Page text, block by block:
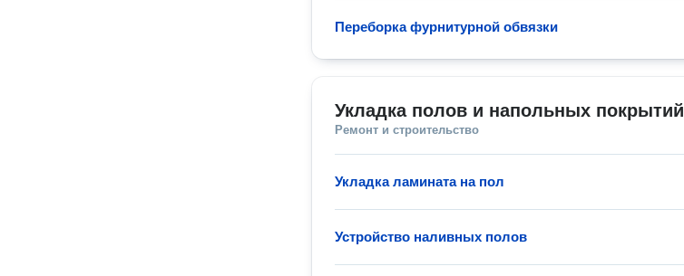
Переборка фурнитурной обвязки
Укладка полов и напольных покрытий
Ремонт и строительство
Укладка ламината на пол
Устройство наливных полов